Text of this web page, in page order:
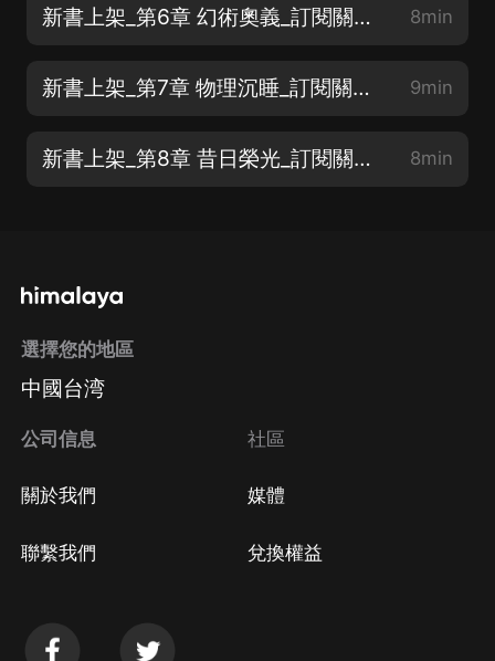
新書上架_第6章 幻術奧義_訂閱關注不迷路哦 8min
新書上架_第7章 物理沉睡_訂閱關注不迷路哦 9min
新書上架_第8章 昔日榮光_訂閱關注不迷路哦 8min
選擇您的地區
中國台湾
公司信息
關於我們
聯繫我們
社區
媒體
兌換權益